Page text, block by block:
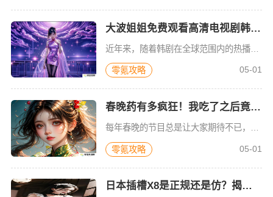
大波姐姐免费观看高清电视剧韩剧！这些必看剧集你绝对不容错过！
近年来，随着韩剧在全球范围内的热播，越来越多的观众对大波姐姐免费观看高清电视剧韩剧产生了浓厚兴趣。尤其是对于那些忙碌的都市人来说，能够在空闲时间通过高清网络平台观看这些剧集，成为了一种放松和享受的方式
零氪攻略 05-01
春晚药有多疯狂！我吃了之后竟然这样变了，大家都震惊了！
每年春晚的节目总是让大家期待不已，然而，在这其中，有一个特别的“春晚药”话题，它不仅引起了广泛讨论，还让许多人在吃了它之后的表现变得疯狂、甚至无法自控。那么，这种所谓的春晚药究竟是怎样的存在？它的作用
零氪攻略 05-01
日本插槽X8是正规还是仿？揭秘真相，背后暗藏的秘密！谁懂啊！